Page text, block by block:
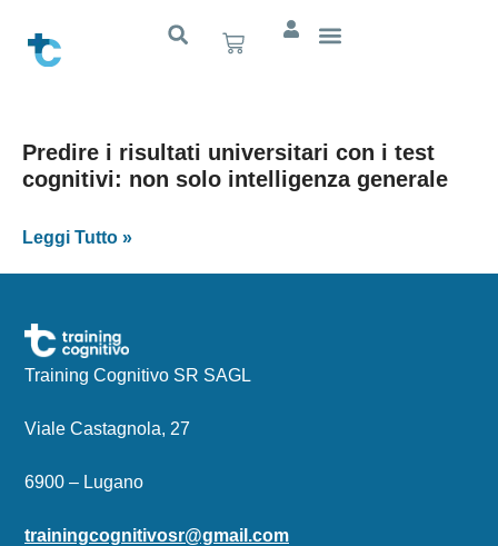
Predire i risultati universitari con i test
cognitivi: non solo intelligenza generale
Leggi Tutto »
Training Cognitivo SR SAGL
Viale Castagnola, 27
6900 – Lugano
trainingcognitivosr@gmail.com